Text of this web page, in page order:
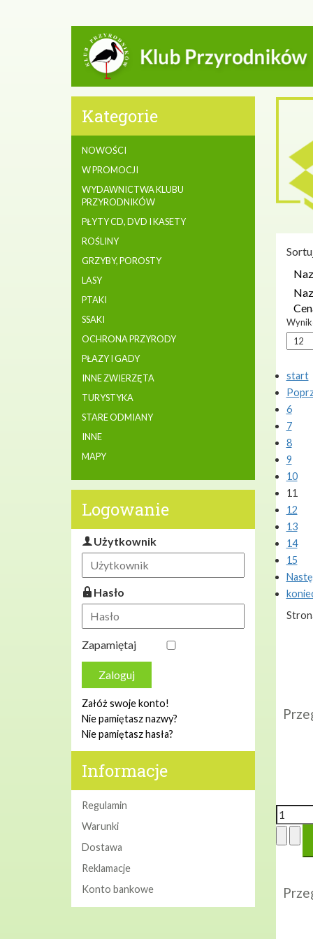
Kategorie
NOWOŚCI
W PROMOCJI
WYDAWNICTWA KLUBU
PRZYRODNIKÓW
PŁYTY CD, DVD I KASETY
ROŚLINY
GRZYBY, POROSTY
LASY
PTAKI
SSAKI
OCHRONA PRZYRODY
PŁAZY I GADY
INNE ZWIERZĘTA
TURYSTYKA
STARE ODMIANY
INNE
MAPY
Logowanie
Użytkownik
Hasło
Zapamiętaj
Zaloguj
Załóż swoje konto!
Nie pamiętasz nazwy?
Nie pamiętasz hasła?
Informacje
Regulamin
Warunki
Dostawa
Reklamacje
Konto bankowe
start
6
7
8
9
10
11
12
13
14
15